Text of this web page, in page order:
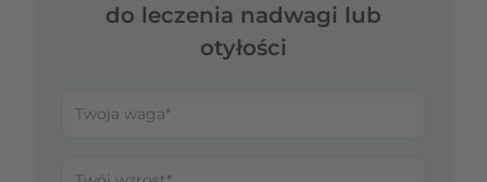
do leczenia nadwagi lub
otyłości